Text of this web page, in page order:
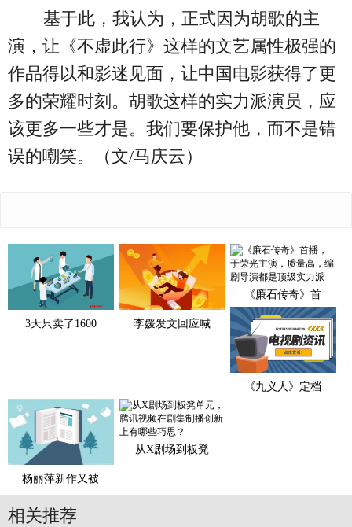
基于此，我认为，正式因为胡歌的主
演，让《不虚此行》这样的文艺属性极强的
作品得以和影迷见面，让中国电影获得了更
多的荣耀时刻。胡歌这样的实力派演员，应
该更多一些才是。我们要保护他，而不是错
误的嘲笑。（文/马庆云）
3天只卖了1600 李媛发文回应喊
《廉石传奇》首
《九义人》定档
杨丽萍新作又被
从X剧场到板凳
相关推荐